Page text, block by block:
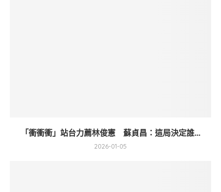
「衝衝衝」站台力薦林俊憲 蘇貞昌：這局決定誰...
2026-01-05